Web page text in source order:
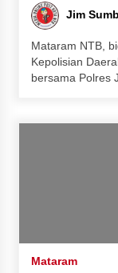
Terapkan
Sumbawa
4 minggu ago
Jim
Mataram NTB,
Kepolisian
bersama Polres
Mataram